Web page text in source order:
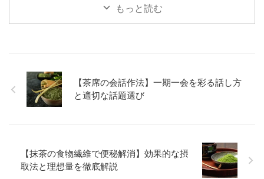
メリット・デメリットを詳しく紹
をわかりやすく紹介します。
もっと読む
【茶席の会話作法】一期一会を彩る話し方
と適切な話題選び
【抹茶の食物繊維で便秘解消】効果的な摂
取法と理想量を徹底解説